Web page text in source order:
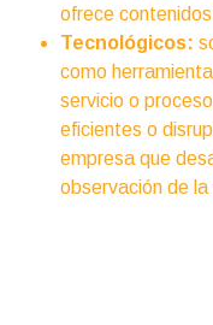
ofrece
Tecnológicos:
como
servicio o
eficientes o
empresa que
observación de la